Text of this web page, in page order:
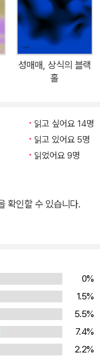
여성이다. 성매매 피해자
행위를 했으므로 처벌
있다. 왜 어떤 여성은
무엇인지, 자발과 피해
‘개인의 자발적인 선
선언》은 오랫동안 성
권행동 이룸이 동료 활
의 탈성매매’를 위한 고
해체하는 시작점이라
에게 책임을 묻는 동안,
큰돈을 벌고 있기 때문
든 종류의 폭력에 반대
관점을 제공할 것이
내인뿐만 아니라 이주
매김하고 있다. 성매매
매인권행동 이룸의 활
성매매, 상식의 블랙
홀
읽고 싶어요 14명
읽고 있어요 5명
읽었어요 9명
확인할 수 있습니다.
0%
1.5%
5.5%
7.4%
2.2%